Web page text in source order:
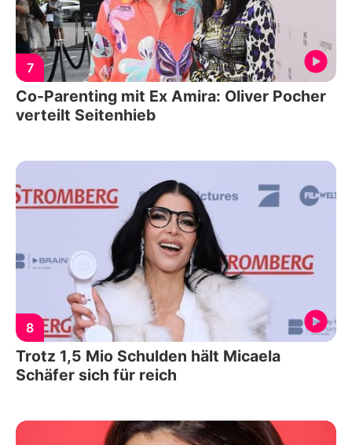
7
Co-Parenting mit Ex Amira: Oliver Pocher
verteilt Seitenhieb
8
Trotz 1,5 Mio Schulden hält Micaela
Schäfer sich für reich